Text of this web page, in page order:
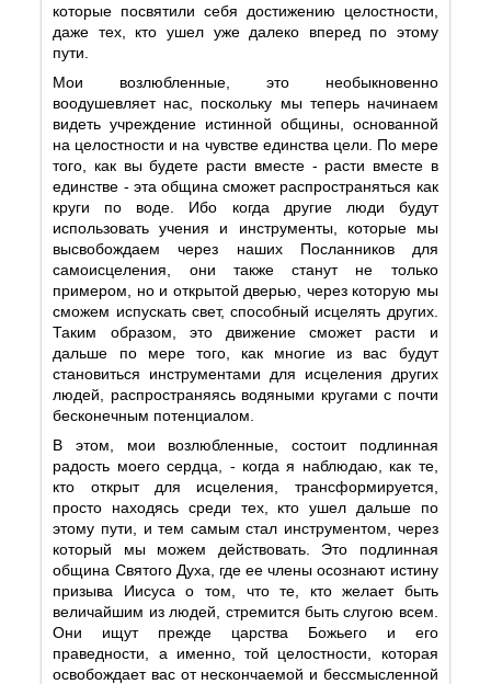
которые посвятили себя достижению целостности,
даже тех, кто ушел уже далеко вперед по этому
пути.
Мои возлюбленные, это необыкновенно
воодушевляет нас, поскольку мы теперь начинаем
видеть учреждение истинной общины, основанной
на целостности и на чувстве единства цели. По мере
того, как вы будете расти вместе - расти вместе в
единстве - эта община сможет распространяться как
круги по воде. Ибо когда другие люди будут
использовать учения и инструменты, которые мы
высвобождаем через наших Посланников для
самоисцеления, они также станут не только
примером, но и открытой дверью, через которую мы
сможем испускать свет, способный исцелять других.
Таким образом, это движение сможет расти и
дальше по мере того, как многие из вас будут
становиться инструментами для исцеления других
людей, распространяясь водяными кругами с почти
бесконечным потенциалом.
В этом, мои возлюбленные, состоит подлинная
радость моего сердца, - когда я наблюдаю, как те,
кто открыт для исцеления, трансформируется,
просто находясь среди тех, кто ушел дальше по
этому пути, и тем самым стал инструментом, через
который мы можем действовать. Это подлинная
община Святого Духа, где ее члены осознают истину
призыва Иисуса о том, что те, кто желает быть
величайшим из людей, стремится быть слугою всем.
Они ищут прежде царства Божьего и его
праведности, а именно, той целостности, которая
освобождает вас от нескончаемой и бессмысленной